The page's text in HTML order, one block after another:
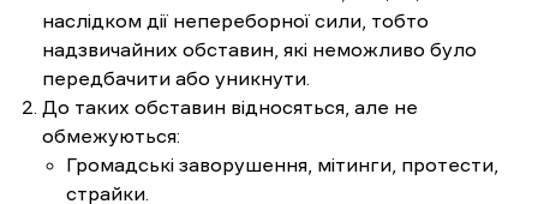
наслідком дії непереборної сили, тобто
надзвичайних обставин, які неможливо було
передбачити або уникнути.
До таких обставин відносяться, але не
обмежуються:
Громадські заворушення, мітинги, протести,
страйки.